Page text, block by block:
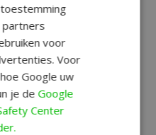
partners
voor
Voor
Google uw
je deGoogle
Center